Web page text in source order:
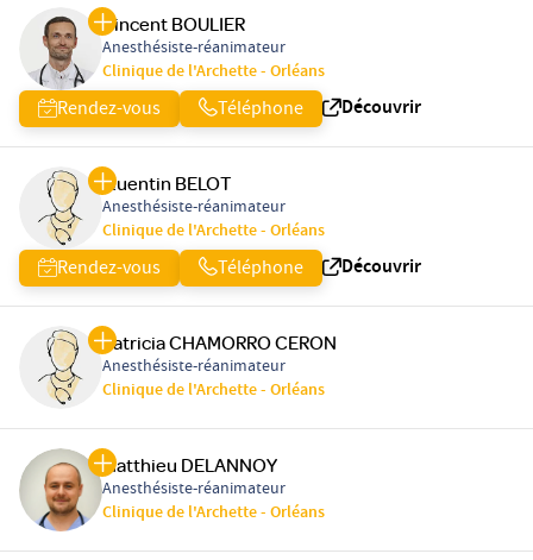
Vincent BOULIER
Anesthésiste-réanimateur
Clinique de l'Archette - Orléans
Rendez-vous Téléphone Découvrir
Quentin BELOT
Anesthésiste-réanimateur
Clinique de l'Archette - Orléans
Rendez-vous Téléphone Découvrir
Patricia CHAMORRO CERON
Anesthésiste-réanimateur
Clinique de l'Archette - Orléans
Matthieu DELANNOY
Anesthésiste-réanimateur
Clinique de l'Archette - Orléans